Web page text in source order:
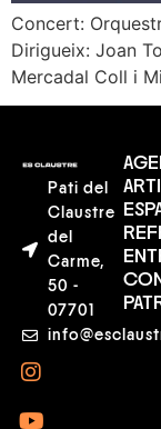
Concert:
Dirigueix: Joan
Mercadal Coll i
Pati del
Claustre
del
Carme,
50 -
07701